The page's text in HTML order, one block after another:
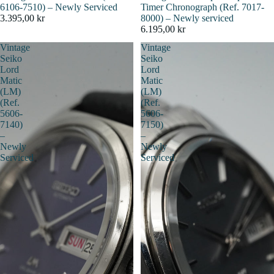
6106-7510) – Newly Serviced
3.395,00 kr
Timer Chronograph (Ref. 7017-
8000) – Newly serviced
6.195,00 kr
Vintage
Seiko
Lord
Matic
(LM)
(Ref.
5606-
7140)
–
Newly
Serviced
Vintage
Seiko
Lord
Matic
(LM)
(Ref.
5606-
7150)
–
Newly
Serviced